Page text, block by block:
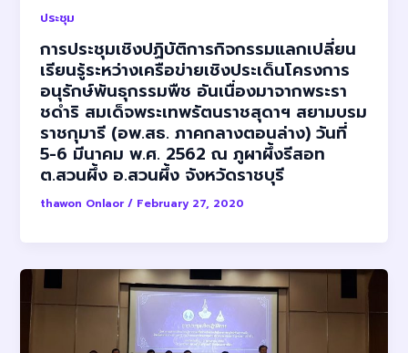
ประชุม
การประชุมเชิงปฏิบัติการกิจกรรมแลกเปลี่ยน
เรียนรู้ระหว่างเครือข่ายเชิงประเด็นโครงการ
อนุรักษ์พันธุกรรมพืช อันเนื่องมาจากพระรา
ชดําริ สมเด็จพระเทพรัตนราชสุดาฯ สยามบรม
ราชกุมารี (อพ.สธ. ภาคกลางตอนล่าง) วันที่
5-6 มีนาคม พ.ศ. 2562 ณ ภูผาผึ้งรีสอท
ต.สวนผึ้ง อ.สวนผึ้ง จังหวัดราชบุรี
thawon Onlaor/ February 27, 2020